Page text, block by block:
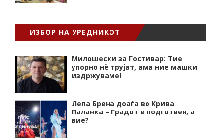
ИЗБОР НА УРЕДНИКОТ
Милошески за Гостивар: Тие
упорно нѐ трујат, ама ние машки
издржуваме!
Лепа Брена доаѓа во Крива
Паланка – Градот е подготвен, а
вие?